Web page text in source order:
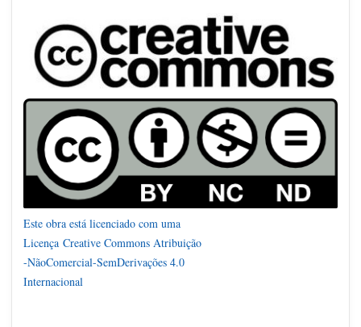
Este obra está licenciado com uma
Licença Creative Commons Atribuição
-NãoComercial-SemDerivações 4.0
Internacional